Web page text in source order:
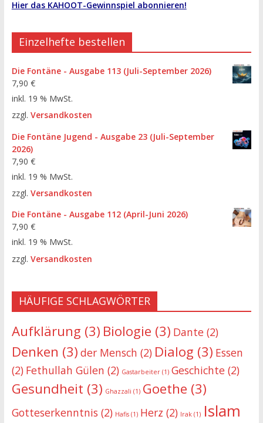
Hier das KAHOOT-Gewinnspiel abonnieren!
Einzelhefte bestellen
Die Fontäne - Ausgabe 113 (Juli-September 2026)
7,90 €
inkl. 19 % MwSt.
zzgl. Versandkosten
Die Fontäne Jugend - Ausgabe 23 (Juli-September
2026)
7,90 €
inkl. 19 % MwSt.
zzgl. Versandkosten
Die Fontäne - Ausgabe 112 (April-Juni 2026)
7,90 €
inkl. 19 % MwSt.
zzgl. Versandkosten
HÄUFIGE SCHLAGWÖRTER
Aufklärung (3) Biologie (3) Dante(2)
Denken (3) der Mensch (2) Dialog (3) Essen
(2) Fethullah Gülen (2) Gastarbeiter(1) Geschichte(2)
Gesundheit (3) Ghazzali (1) Goethe (3)
Gotteserkenntnis (2) Hafis(1) Herz (2) Irak(1) Islam